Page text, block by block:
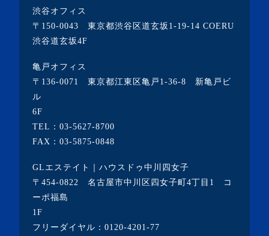
・2021年8月(6記事)
・2021年7月(3記事)
・2021年5月(2記事)
・2021年4月(4記事)
・2021年2月(3記事)
・2021年1月(3記事)
・2020年12月(7記事)
・2020年11月(5記事)
・2020年10月(3記事)
渋谷オフィス
〒150-0043 東京都渋谷区道玄坂1-19-14 COERU
渋谷道玄坂4F
亀戸オフィス
〒136-0071 東京都江東区亀戸1-36-8 新亀戸ビ
ル
6F
TEL： 03-5627-8700
FAX：03-5875-0848
GLエステイト｜ハウスドゥ中川四女子
〒454-0822 名古屋市中川区四女子町4丁目1 コ
ーポ福島
1F
フリーダイヤル： 0120-4201-77